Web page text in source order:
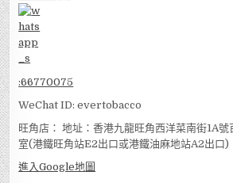
:66770075
WeChat ID: evertobacco
旺角店： 地址：香港九龍旺角西洋菜南街1A
室(港鐵旺角站E2出口或港鐵油麻地站A2出口)
進入Google地圖